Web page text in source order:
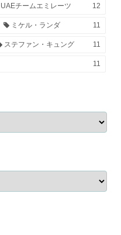
チームエミレーツ 12
ミケル・ランダ 11
ステファン・キュング 11
11